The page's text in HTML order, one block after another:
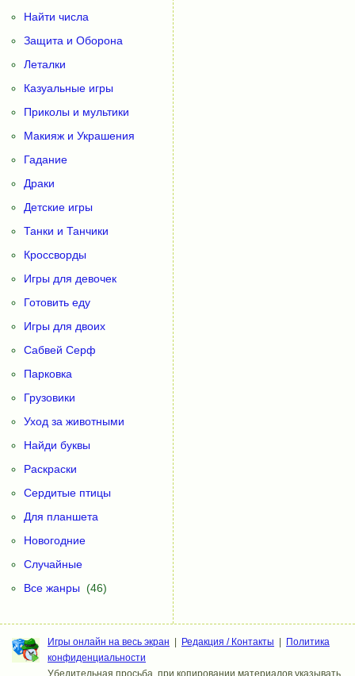
Найти числа
Защита и Оборона
Леталки
Казуальные игры
Приколы и мультики
Макияж и Украшения
Гадание
Драки
Детские игры
Танки и Танчики
Кроссворды
Игры для девочек
Готовить еду
Игры для двоих
Сабвей Серф
Парковка
Грузовики
Уход за животными
Найди буквы
Раскраски
Сердитые птицы
Для планшета
Новогодние
Случайные
Все жанры (46)
Игры онлайн на весь экран | Редакция / Контакты | Политика
конфиденциальности
Убедительная просьба, при копировании материалов указывать